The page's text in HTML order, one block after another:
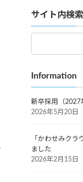
サイト内検索
Information
新卒採用（2027
2026年5月20日
「かわせみクラ
ました
2026年2月15日